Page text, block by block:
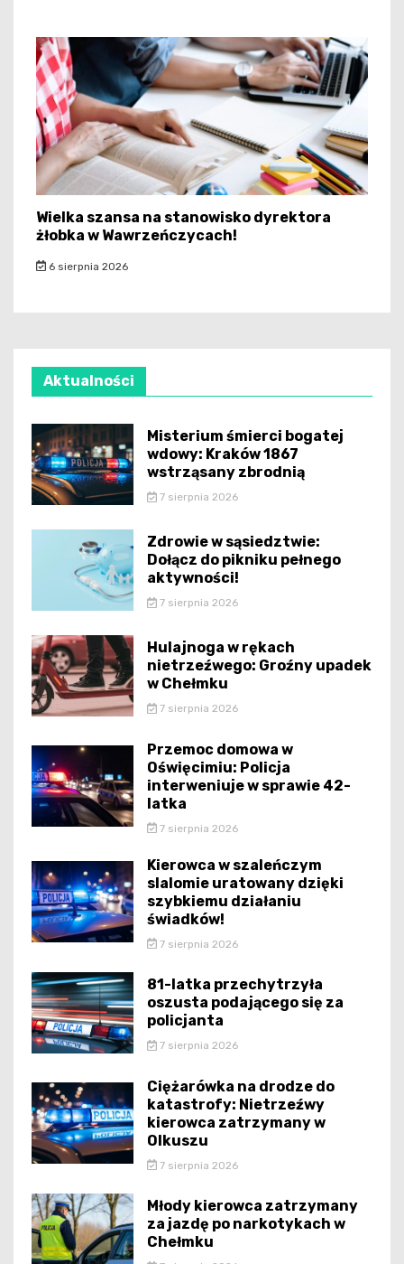
Wielka szansa na stanowisko dyrektora
żłobka w Wawrzeńczycach!
6 sierpnia 2026
Aktualności
Misterium śmierci bogatej
wdowy: Kraków 1867
wstrząsany zbrodnią
7 sierpnia 2026
Zdrowie w sąsiedztwie:
Dołącz do pikniku pełnego
aktywności!
7 sierpnia 2026
Hulajnoga w rękach
nietrzeźwego: Groźny upadek
w Chełmku
7 sierpnia 2026
Przemoc domowa w
Oświęcimiu: Policja
interweniuje w sprawie 42-
latka
7 sierpnia 2026
Kierowca w szaleńczym
slalomie uratowany dzięki
szybkiemu działaniu
świadków!
7 sierpnia 2026
81-latka przechytrzyła
oszusta podającego się za
policjanta
7 sierpnia 2026
Ciężarówka na drodze do
katastrofy: Nietrzeźwy
kierowca zatrzymany w
Olkuszu
7 sierpnia 2026
Młody kierowca zatrzymany
za jazdę po narkotykach w
Chełmku